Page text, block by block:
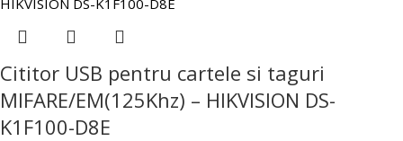
Cititor USB pentru cartele si taguri
MIFARE/EM(125Khz) – HIKVISION DS-
K1F100-D8E